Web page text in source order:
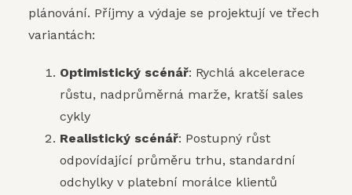
plánování. Příjmy a výdaje se projektují ve třech
variantách:
Optimistický scénář: Rychlá akcelerace
růstu, nadprůměrná marže, kratší sales
cykly
Realistický scénář: Postupný růst
odpovídající průměru trhu, standardní
odchylky v platební morálce klientů